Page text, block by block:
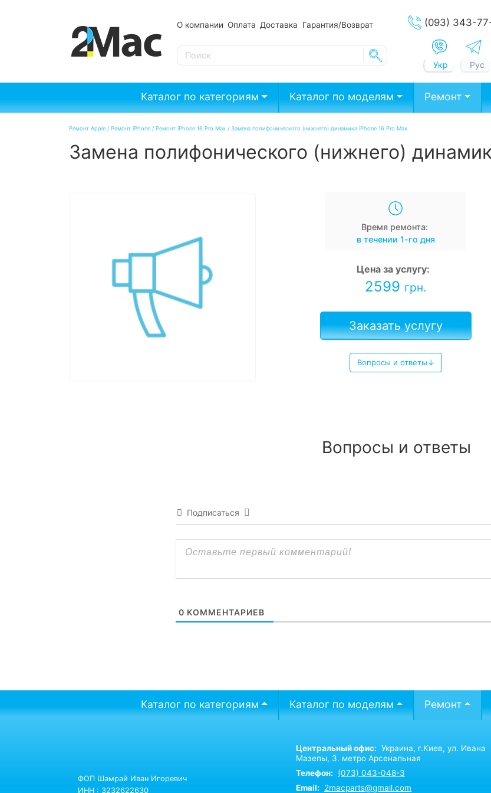
О компании Оплата Доставка Гарантия/Возврат
SE
(093) 343-
Укр Рус
Каталог по категориям Каталог по моделям Ремонт
Ремонт Apple / Ремонт iPhone / Ремонт iPhone 16 Pro Max / Замена полифонического (нижнего) динамика iPhone 16 Pro Max
Замена полифонического (нижнего)
Время ремонта:
в течении 1-го дня
Цена за услугу:
2599 грн.
Заказать услугу
Вопросы и ответы↓
Вопросы и ответы
Подписаться
0 КОММЕНТАРИЕВ
Каталог по категориям Каталог по моделям Ремонт
ФОП Шамрай Иван Игоревич
ИНН : 3232622630
Центральный офис: Украина, г.Киев, ул. Ивана
Мазепы, 3. метро Арсенальная
Телефон:
(073) 043-048-3
Email:
2macparts@gmail.com